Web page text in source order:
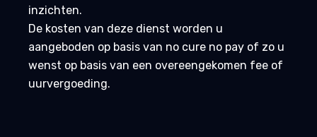
inzichten.
De kosten van deze dienst worden u
aangeboden op basis van no cure no pay of zo u
wenst op basis van een overeengekomen fee of
uurvergoeding.